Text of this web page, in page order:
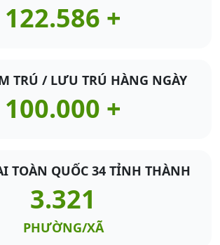
122.586 +
TRÚ / LƯU TRÚ HÀNG NGÀY
100.000 +
TOÀN QUỐC 34 TỈNH THÀNH
3.321
PHƯỜNG/XÃ